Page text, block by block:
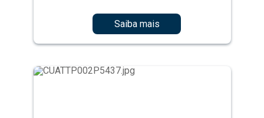
Saiba mais